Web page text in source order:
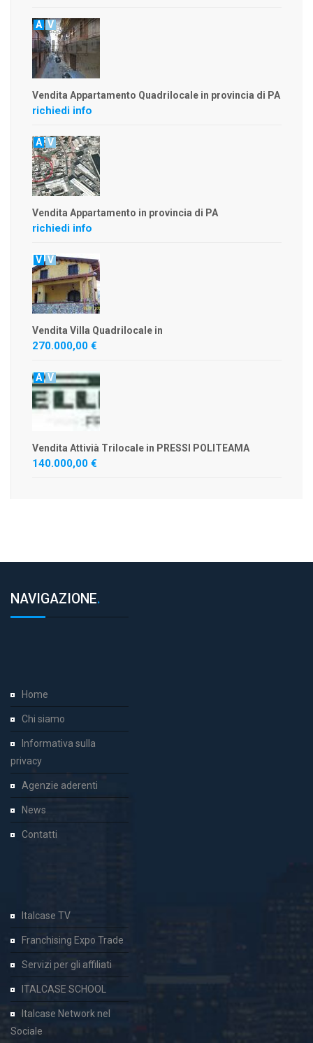
A V
Vendita Appartamento Quadrilocale in provincia di PA
richiedi info
A V
Vendita Appartamento in provincia di PA
richiedi info
V V
Vendita Villa Quadrilocale in
270.000,00 €
A V
Vendita Attivià Trilocale in PRESSI POLITEAMA
140.000,00 €
NAVIGAZIONE.
Home
Chi siamo
Informativa sulla
privacy
Agenzie aderenti
News
Contatti
Italcase TV
Franchising Expo Trade
Servizi per gli affiliati
ITALCASE SCHOOL
Italcase Network nel
Sociale